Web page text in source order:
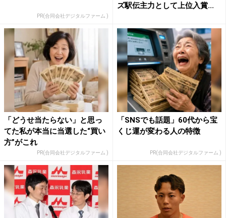
PR(合同会社デジタルファーム )
ズ駅伝主力として上位入賞...
「どうせ当たらない」と思っ
てた私が本当に当選した“買い
方”がこれ
PR(合同会社デジタルファーム )
「SNSでも話題」60代から宝
くじ運が変わる人の特徴
PR(合同会社デジタルファーム )